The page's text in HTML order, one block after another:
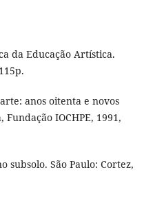
da Educação Artística.
arte: anos oitenta e novos
Fundação IOCHPE, 1991,
subsolo. São Paulo: Cortez,